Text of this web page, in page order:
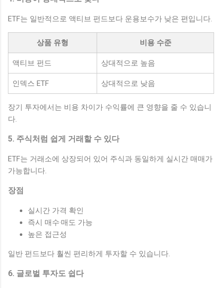
ETF는 일반적으로 액티브 펀드보다 운용보수가 낮은 편입니다.
상품 유형 비용 수준
액티브 펀드 상대적으로 높음
인덱스 ETF 상대적으로 낮음
장기 투자에서는 비용 차이가 수익률에 큰 영향을 줄 수 있습니
다.
5. 주식처럼 쉽게 거래할 수 있다
ETF는 거래소에 상장되어 있어 주식과 동일하게 실시간 매매가
가능합니다.
장점
실시간 가격 확인
즉시 매수·매도 가능
높은 접근성
일반 펀드보다 훨씬 편리하게 투자할 수 있습니다.
6. 글로벌 투자도 쉽다